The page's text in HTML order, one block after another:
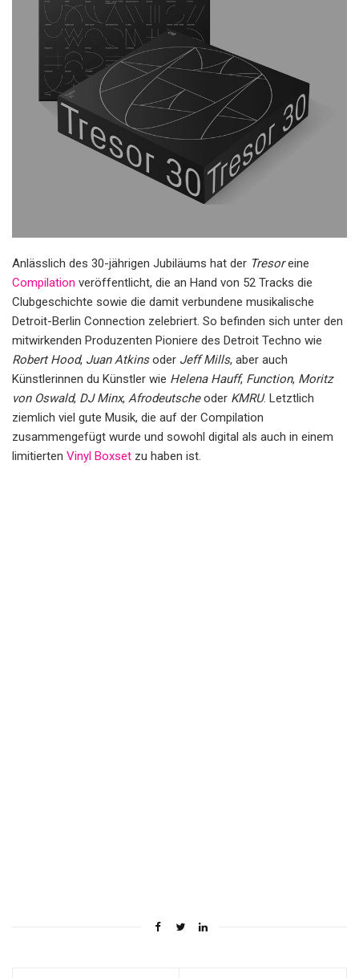
Anlässlich des 30-jährigen Jubiläums hat der Tresoreine
Compilation veröffentlicht, die an Hand von 52 Tracks die
Clubgeschichte sowie die damit verbundene musikalische
Detroit-Berlin Connection zelebriert. So befinden sich unter den
mitwirkenden Produzenten Pioniere des Detroit Techno wie
Robert Hood, Juan Atkinsoder Jeff Mills, aber auch
Künstlerinnen du Künstler wie Helena Hauff, Function, Moritz
von Oswald, DJ Minx, Afrodeutscheoder KMRU. Letztlich
ziemlich viel gute Musik, die auf der Compilation
zusammengefügt wurde und sowohl digital als auch in einem
limitierten Vinyl Boxset zu haben ist.